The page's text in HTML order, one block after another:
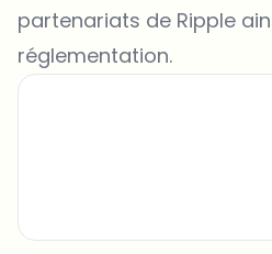
partenariats de Ripple
réglementation.